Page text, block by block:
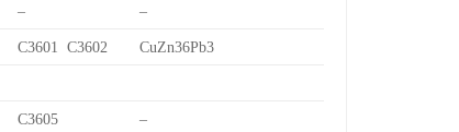
– –
C3601 C3602 CuZn36Pb3
C3605 –